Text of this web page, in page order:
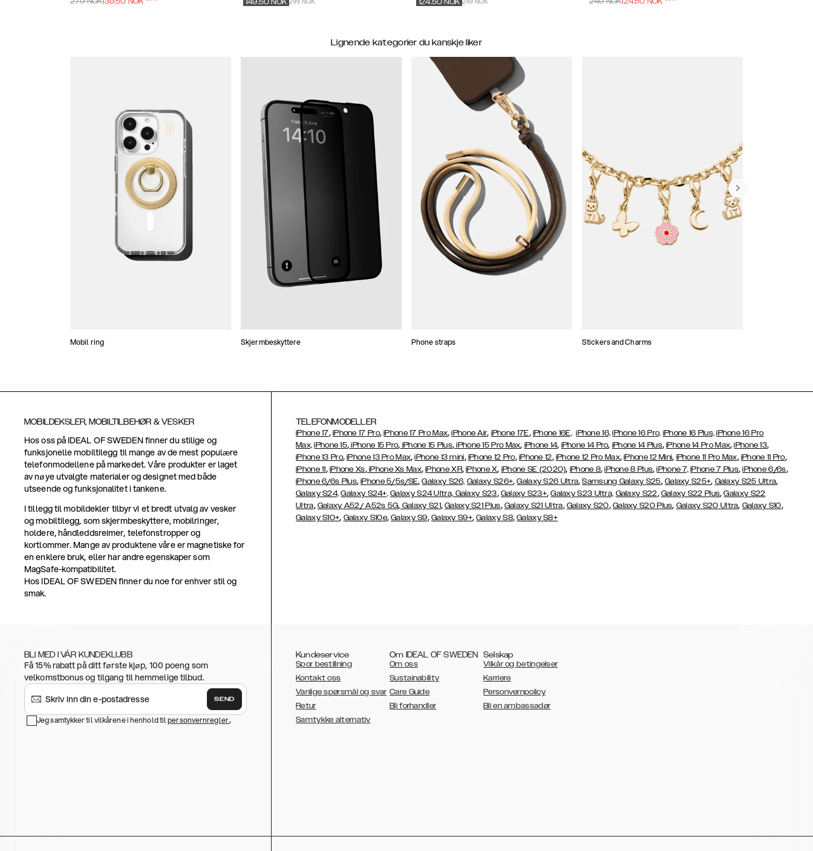
Lignende kategorier du kanskje liker
Mobil ring Skjermbeskyttere Phone straps Stickers and Charms
MOBILDEKSLER, MOBILTILBEHØR & VESKER
Hos oss på IDEAL OF SWEDEN finner du stilige og
funksjonelle mobiltilegg til mange av de mest populære
telefonmodellene på markedet. Våre produkter er laget
av nøye utvalgte materialer og designet med både
utseende og funksjonalitet i tankene.
I tillegg til mobildekler tilbyr vi et bredt utvalg av vesker
og mobiltilegg, som skjermbeskyttere, mobilringer,
holdere, håndleddsreimer, telefonstropper og
kortlommer. Mange av produktene våre er magnetiske for
en enklere bruk, eller har andre egenskaper som
MagSafe-kompatibilitet.
Hos IDEAL OF SWEDEN finner du noe for enhver stil og
smak.
TELEFONMODELLER
iPhone 17, iPhone 17 Pro,iPhone 17 Pro Max,iPhone Air, iPhone 17E, iPhone 16E, iPhone 16, iPhone 16 Pro, iPhone 16 Plus, iPhone 16 Pro
Max, iPhone 15, iPhone 15 Pro, iPhone 15 Plus, iPhone 15 Pro Max, iPhone 14, iPhone 14 Pro, iPhone 14 Plus,iPhone 14 Pro Max,iPhone 13,
iPhone 13 Pro,iPhone 13 Pro Max,iPhone 13 mini, iPhone 12 Pro, iPhone 12, iPhone 12 Pro Max,iPhone 12 Mini, iPhone 11 Pro Max, iPhone 11 Pro,
iPhone 11, iPhone Xs,iPhone Xs Max,iPhone XR,iPhone X, iPhone SE (2020), iPhone 8,iPhone 8 Plus,iPhone 7, iPhone 7 Plus,iPhone 6/6s,
iPhone 6/6s Plus,iPhone 5/5s/SE,Galaxy S26, Galaxy S26+,Galaxy S26 Ultra,Samsung Galaxy S25, Galaxy S25+, Galaxy S25 Ultra,
Galaxy S24, Galaxy S24+, Galaxy S24 Ultra, Galaxy S23, Galaxy S23+,Galaxy S23 Ultra, Galaxy S22, Galaxy S22 Plus,Galaxy S22
Ultra, Galaxy A52/ A52s 5G, Galaxy S21,Galaxy S21 Plus, Galaxy S21 Ultra, Galaxy S20, Galaxy S20 Plus, Galaxy S20 Ultra, Galaxy S10,
Galaxy S10+, Galaxy S10e,Galaxy S9, Galaxy S9+,Galaxy S8,Galaxy S8+
BLI MED I VÅR KUNDEKLUBB
Få 15% rabatt på ditt første kjøp, 100 poeng som
velkomstbonus og tilgang til hemmelige tilbud.
SEND
Jeg samtykker til vilkårene i henhold tilpersonvernregler..
Kundeservice
Spor bestillning
Kontakt oss
Vanlige spørsmål og svar
Retur
Samtykke alternativ
Om IDEAL OF SWEDEN
Om oss
Sustainability
Care Guide
Bli forhandler
Selskap
Vilkår og betingelser
Karriere
Personvernpolicy
Bli en ambassadør
AUSTRALIA